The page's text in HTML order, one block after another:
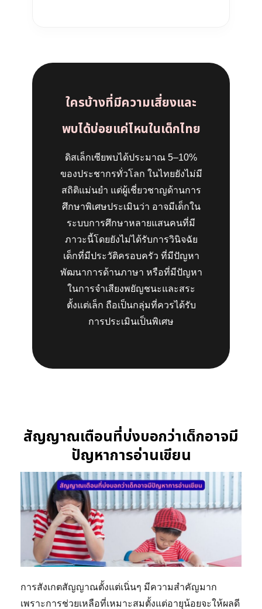
ใครบ้างที่มีความเสี่ยงและ
พบได้บ่อยแค่ไหนในเด็กไทย
ดิสเล็กเซียพบได้ประมาณ 5–10%
ของประชากรทั่วโลก ในไทยยังไม่มี
สถิติแม่นยำ แต่ผู้เชี่ยวชาญด้านการ
ศึกษาพิเศษประเมินว่า อาจมีเด็กใน
ระบบการศึกษาหลายแสนคนที่มี
ภาวะนี้โดยยังไม่ได้รับการวินิจฉัย
เด็กที่มีประวัติครอบครัว ที่มีปัญหา
พัฒนาการด้านภาษา หรือที่มีปัญหา
ในการจำเสียงพยัญชนะและสระ
ตั้งแต่เล็ก ถือเป็นกลุ่มที่ควรได้รับ
การประเมินเป็นพิเศษ
สัญญาณเตือนที่บ่งบอกว่าเด็กอาจมี
ปัญหาการอ่านเขียน
การสังเกตสัญญาณตั้งแต่เนิ่นๆ มีความสำคัญมาก
เพราะการช่วยเหลือที่เหมาะสมตั้งแต่อายุน้อยจะให้ผลดี